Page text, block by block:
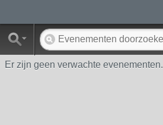
Er zijn geen verwachte evenementen.